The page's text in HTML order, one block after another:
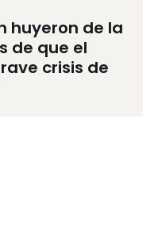
huyeron de la
de que el
crisis de